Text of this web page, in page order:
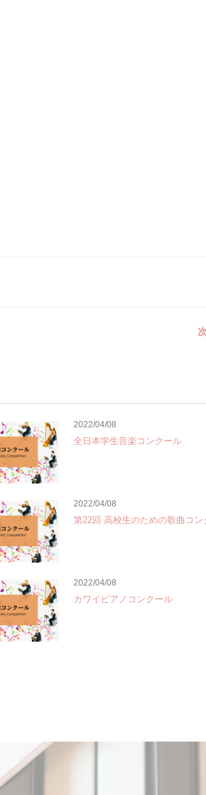
2022/04/08
全日本学生音楽コンクール
2022/04/08
第22回 高校生のための歌曲コン
2022/04/08
カワイピアノコンクール